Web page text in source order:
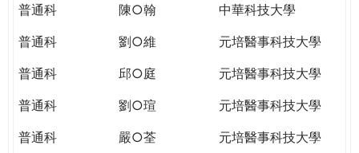
普通科
陳○翰
中華科技大學
普通科
劉○維
元培醫事科技大學
普通科
邱○庭
元培醫事科技大學
普通科
劉○瑄
元培醫事科技大學
普通科
嚴○荃
元培醫事科技大學